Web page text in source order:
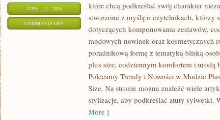
JUNE - 15 - 2026
COMMENTS OFFON
które chcą podkreślać swój charakter
stworzone z myślą o czytelnikach, którzy
dotyczących komponowania zestawów,
modowych nowinek oraz kosmetycznych
poradnikową formę z tematyką bliską
plus size, codziennym komfortem i urodą
Polecamy Trendy i Nowości w Modzie
Size. Na stronie można znaleźć wiele
stylizacje, aby podkreślać atuty sylwetki.
More ]